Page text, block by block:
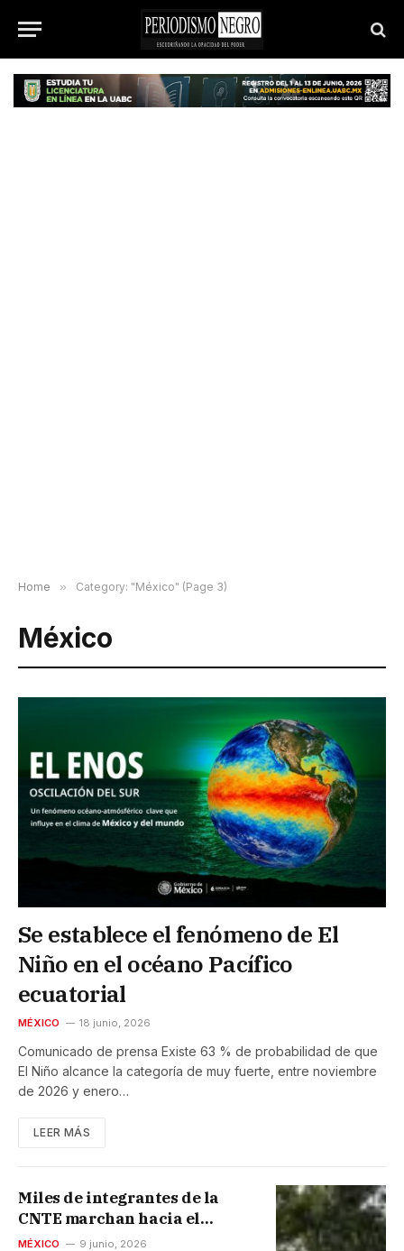
Home » Category: "México" (Page 3)
México
Se establece el fenómeno de El
Niño en el océano Pacífico
ecuatorial
MÉXICO 18 junio, 2026
Comunicado de prensa Existe 63 % de probabilidad de que
El Niño alcance la categoría de muy fuerte, entre noviembre
de 2026 y enero…
LEER MÁS
Miles de integrantes de la
CNTE marchan hacia el
Estadio Ciudad de México;
MÉXICO 9 junio, 2026